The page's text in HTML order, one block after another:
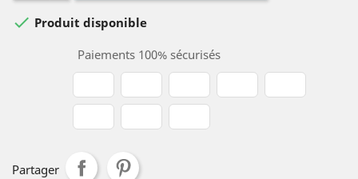
 Produit disponible
Paiements 100% sécurisés
Partager